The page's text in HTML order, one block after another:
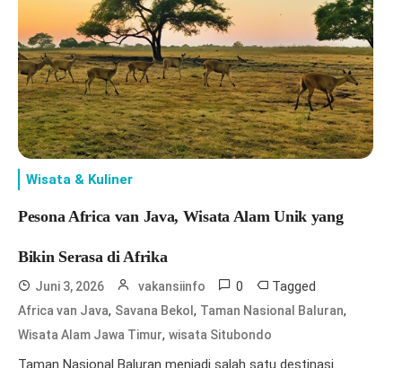
Wisata & Kuliner
Pesona Africa van Java, Wisata Alam Unik yang
Bikin Serasa di Afrika
Juni 3, 2026 vakansiinfo 0 Tagged
Africa van Java, Savana Bekol , Taman Nasional Baluran,
Wisata Alam Jawa Timur, wisata Situbondo
Taman Nasional Baluran menjadi salah satu destinasi